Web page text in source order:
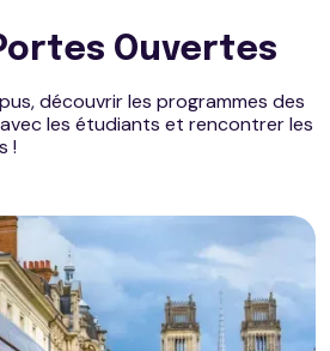
Ouvertes
découvrir les programmes des
les étudiants et rencontrer les
!